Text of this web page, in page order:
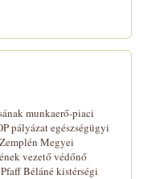
munkaerő-piaci
pályázat egészségügyi
Megyei
vezető védőnő
Béláné kistérségi